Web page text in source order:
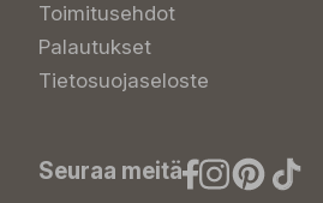
Toimitusehdot
Palautukset
Tietosuojaseloste
Seuraa meitä